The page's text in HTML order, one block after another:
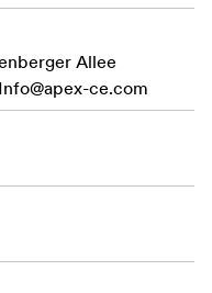
directly into
with all audio and
delivers smooth
adapter cable and a
Allee
Info@apex-ce.com